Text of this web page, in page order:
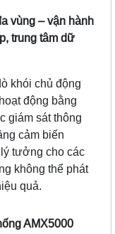
vùng – vận hành
trung tâm dữ
khói chủ động
động bằng
giám sát thông
cảm biến
tưởng cho các
không thể phát
quả.
AMX5000